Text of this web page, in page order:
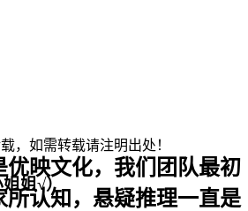
优映文化，我们团队最初
所认知，悬疑推理一直是
，如需转载请注明出处！
姐√）